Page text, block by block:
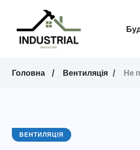
Головна Вентиляція Не
ВЕНТИЛЯЦІЯ